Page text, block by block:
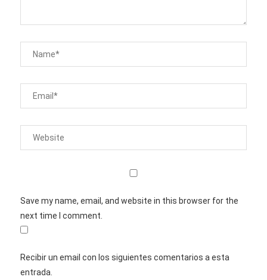
Save my name, email, and website in this browser for the
next time I comment.
Recibir un email con los siguientes comentarios a esta
entrada.